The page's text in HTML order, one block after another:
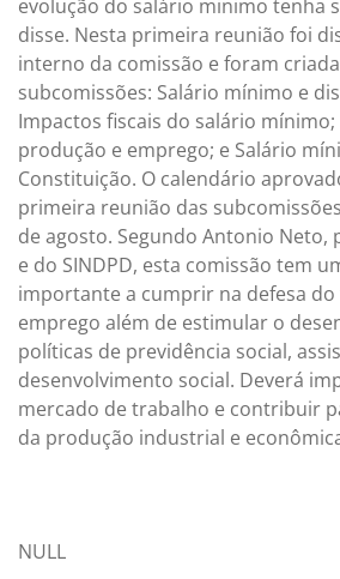
evolução do salário minimo tenha
disse. Nesta primeira reunião foi
interno da comissão e foram
subcomissões: Salário mínimo e
Impactos fiscais do salário
produção e emprego; e Salário
Constituição. O calendário
primeira reunião das
de agosto. Segundo Antonio Neto,
e do SINDPD, esta comissão tem
importante a cumprir na defesa
emprego além de estimular o
políticas de previdência social,
desenvolvimento social. Deverá
mercado de trabalho e contribuir
da produção industrial e
NULL